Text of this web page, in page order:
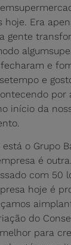
hoje. Era
gente
e
e
por
início da
está o Grupo
é
com 50
hoje é
do
para